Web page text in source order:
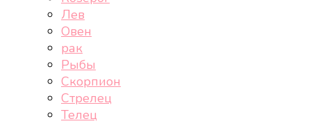
Лев
Овен
рак
Рыбы
Скорпион
Стрелец
Телец